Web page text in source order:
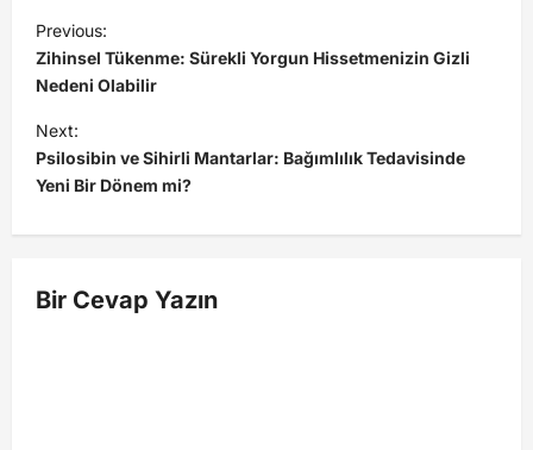
P
o
s
t
n
a
v
g
Previous:
Zihinsel Tükenme: Sürekli Yorgun Hissetmenizin Gizli
Nedeni Olabilir
Next:
Psilosibin ve Sihirli Mantarlar: Bağımlılık Tedavisinde
Yeni Bir Dönem mi?
Bir Cevap Yazın